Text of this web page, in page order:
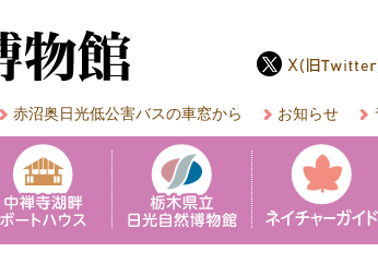
赤沼奥日光低公害バスの車窓から お知らせ